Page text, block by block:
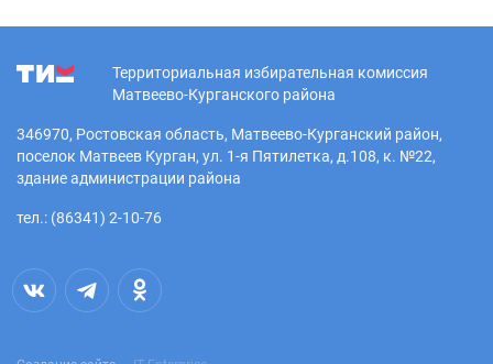
Территориальная избирательная комиссия
Матвеево-Курганского района
346970, Ростовская область, Матвеево-Курганский район,
поселок Матвеев Курган, ул. 1-я Пятилетка, д.108, к. №22,
здание администрации района
тел.: (86341) 2-10-76